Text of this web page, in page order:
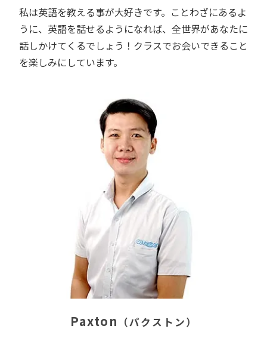
私は英語を教える事が大好きです。ことわざにあるよ
うに、英語を話せるようになれば、全世界があなたに
話しかけてくるでしょう！クラスでお会いできること
を楽しみにしています。
Paxton （パクストン）